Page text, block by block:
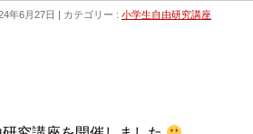
年6月27日 カテゴリー : 小学生自由研究講座